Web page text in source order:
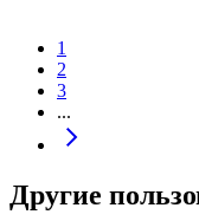
1
2
3
...
Другие